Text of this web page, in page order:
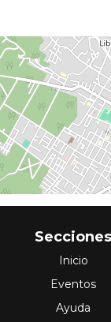
Secciones
Inicio
Eventos
Ayuda